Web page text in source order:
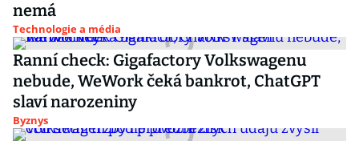
nemá
Technologie a média
Ranní check: Gigafactory Volkswagenu
nebude, WeWork čeká bankrot, ChatGPT
slaví narozeniny
Byznys